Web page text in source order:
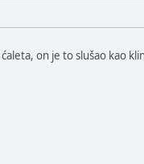
on je to slušao kao